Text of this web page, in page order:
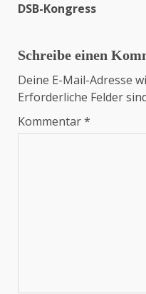
DSB-Kongress
Schreibe einen
Deine E-Mail-Adresse
Erforderliche Felder
Kommentar*